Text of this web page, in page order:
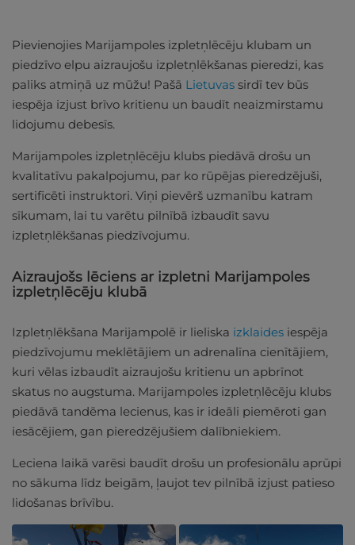
Pievienojies Marijampoles izpletņlēcēju klubam un
piedzīvo elpu aizraujošu izpletņlēkšanas pieredzi, kas
paliks atmiņā uz mūžu! Pašā Lietuvas sirdī tev būs
iespēja izjust brīvo kritienu un baudīt neaizmirstamu
lidojumu debesīs.
Marijampoles izpletņlēcēju klubs piedāvā drošu un
kvalitatīvu pakalpojumu, par ko rūpējas pieredzējuši,
sertificēti instruktori. Viņi pievērš uzmanību katram
sīkumam, lai tu varētu pilnībā izbaudīt savu
izpletņlēkšanas piedzīvojumu.
Aizraujošs lēciens ar izpletni Marijampoles
izpletņlēcēju klubā
Izpletņlēkšana Marijampolē ir lieliska izklaides iespēja
piedzīvojumu meklētājiem un adrenalīna cienītājiem,
kuri vēlas izbaudīt aizraujošu kritienu un apbrīnot
skatus no augstuma. Marijampoles izpletņlēcēju klubs
piedāvā tandēma lecienus, kas ir ideāli piemēroti gan
iesācējiem, gan pieredzējušiem dalībniekiem.
Leciena laikā varēsi baudīt drošu un profesionālu aprūpi
no sākuma līdz beigām, ļaujot tev pilnībā izjust patieso
lidošanas brīvību.